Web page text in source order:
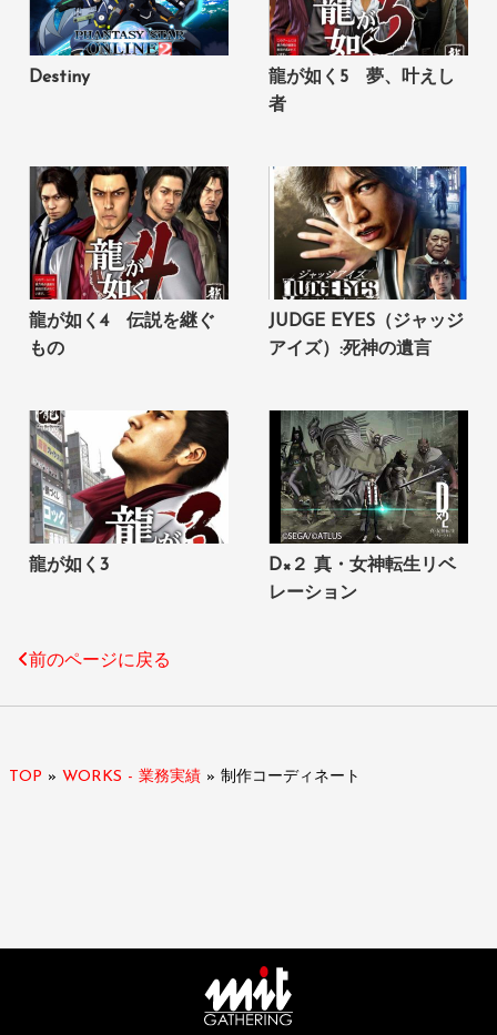
Destiny
龍が如く5 夢、叶えし
者
龍が如く4 伝説を継ぐ
もの
JUDGE EYES（ジャッジ
アイズ）:死神の遺言
龍が如く3
D×２ 真・女神転生リベ
レーション
前のページに戻る
TOP » WORKS - 業務実績 » 制作コーディネート